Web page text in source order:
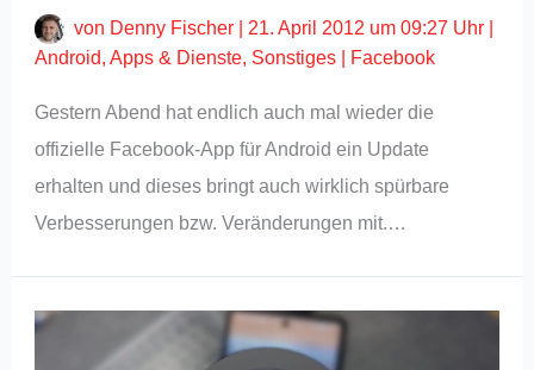
von Denny Fischer 21. April 2012 um 09:27 Uhr
Android,Apps & Dienste, Sonstiges Facebook
Gestern Abend hat endlich auch mal wieder die
offizielle Facebook-App für Android ein Update
erhalten und dieses bringt auch wirklich spürbare
Verbesserungen bzw. Veränderungen mit.…